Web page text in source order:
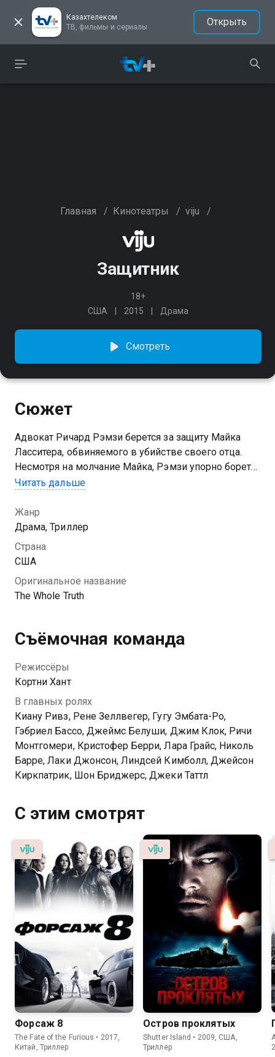
Казахтелеком
ТВ, фильмы и сериалы
Открыть
Главная / Кинотеатры / viju /
Защитник
18+
США
2015 Драма
Смотреть
Сюжет
Адвокат Ричард Рэмзи берется за защиту Майка
Ласситера, обвиняемого в убийстве своего отца.
Несмотря на молчание Майка, Рэмзи упорно борется
за его свободу и обнаруживает, что каждому
Читать дальше
Жанр
Драма, Триллер
Страна
США
Оригинальное название
The Whole Truth
Съёмочная команда
Режиссёры
Кортни Хант
В главных ролях
Киану Ривз, Рене Зеллвегер, Гугу Эмбата-Ро,
Гэбриел Бассо, Джеймс Белуши, Джим Клок, Ричи
Монтгомери, Кристофер Берри, Лара Грайс, Николь
Барре, Лаки Джонсон, Линдсей Кимболл, Джейсон
Киркпатрик, Шон Бриджерс, Джеки Таттл
С этим смотрят
Форсаж 8
The Fate of the Furious • 2017,
Китай, Триллер
Остров проклятых
Shutter Island • 2009, США,
Триллер